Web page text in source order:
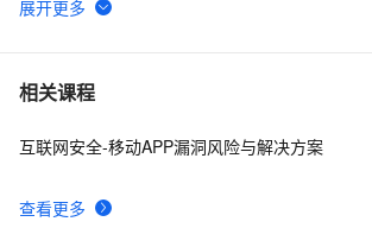
6 最佳实践3：用通义灵码开发一款 App
7 而桌面app向来是web前端开发开发人员下意
8 《101 Windows Phone 7 Apps》读书笔记-
9 uni-app脚手架踩坑记（上）
相关课程
查看更多
互联网安全-移动APP漏洞风险与解决方案